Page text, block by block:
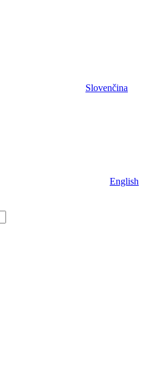
Slovenčina
English